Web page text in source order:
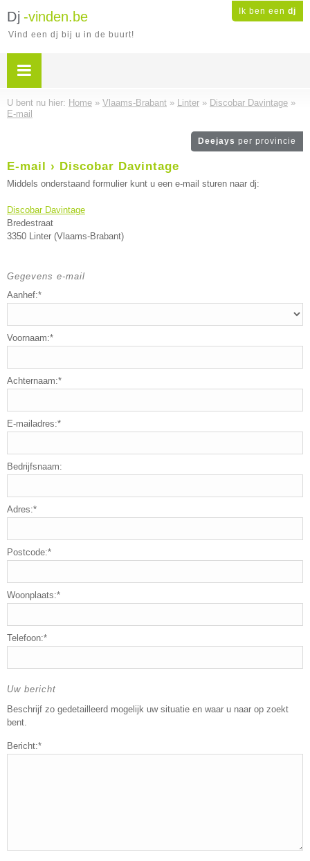
Ik ben een dj
Dj -vinden.be
Vind een dj bij u in de buurt!
U bent nu hier: Home » Vlaams-Brabant » Linter » Discobar Davintage »
E-mail
Deejays per provincie
E-mail › Discobar Davintage
Middels onderstaand formulier kunt u een e-mail sturen naar dj:
Discobar Davintage
Bredestraat
3350 Linter (Vlaams-Brabant)
Gegevens e-mail
Aanhef:*
Voornaam:*
Achternaam:*
E-mailadres:*
Bedrijfsnaam:
Adres:*
Postcode:*
Woonplaats:*
Telefoon:*
Uw bericht
Beschrijf zo gedetailleerd mogelijk uw situatie en waar u naar op zoekt
bent.
Bericht:*